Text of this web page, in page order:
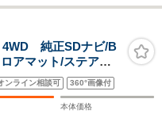
4WD 純正SDナビ/B
アマット/ステアリ
シートヒーター/電動
プ/LED/スマートキ
ンライン相談可 360°画像付
本体価格